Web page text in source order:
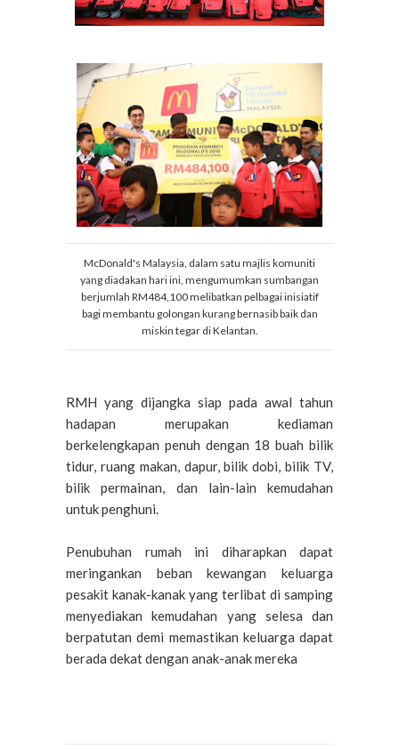
McDonald's Malaysia, dalam satu majlis komuniti
yang diadakan hari ini, mengumumkan sumbangan
berjumlah RM484,100 melibatkan pelbagai inisiatif
bagi membantu golongan kurang bernasib baik dan
miskin tegar di Kelantan.
RMH yang dijangka siap pada awal tahun
hadapan merupakan kediaman
berkelengkapan penuh dengan 18 buah bilik
tidur, ruang makan, dapur, bilik dobi, bilik TV,
bilik permainan, dan lain-lain kemudahan
untuk penghuni.
Penubuhan rumah ini diharapkan dapat
meringankan beban kewangan keluarga
pesakit kanak-kanak yang terlibat di samping
menyediakan kemudahan yang selesa dan
berpatutan demi memastikan keluarga dapat
berada dekat dengan anak-anak mereka